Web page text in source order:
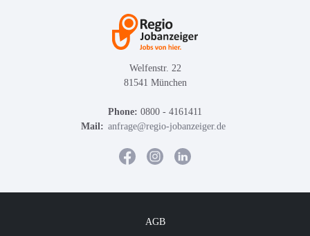
Welfenstr. 22
81541 München
Phone: 0800 - 4161411
Mail: anfrage@regio-jobanzeiger.de
AGB